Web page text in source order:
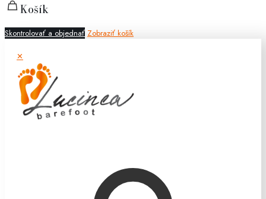
Košík
Skontrolovať a objednať Zobraziť košík
✕